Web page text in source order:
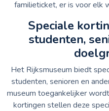
familieticket, er is voor elk
Speciale
studenten,
Het Rijksmuseum biedt
studenten, senioren en
museum toegankelijker
kortingen stellen deze